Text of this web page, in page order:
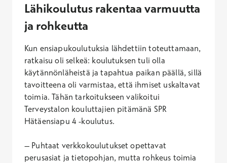
Lähikoulutus rakentaa varmuutta
ja rohkeutta
Kun ensiapukoulutuksia lähdettiin toteuttamaan,
ratkaisu oli selkeä: koulutuksen tuli olla
käytännönläheistä ja tapahtua paikan päällä, sillä
tavoitteena oli varmistaa, että ihmiset uskaltavat
toimia. Tähän tarkoitukseen valikoitui
Terveystalon kouluttajien pitämänä SPR
Hätäensiapu 4 -koulutus.
– Puhtaat verkkokoulutukset opettavat
perusasiat ja tietopohjan, mutta rohkeus toimia